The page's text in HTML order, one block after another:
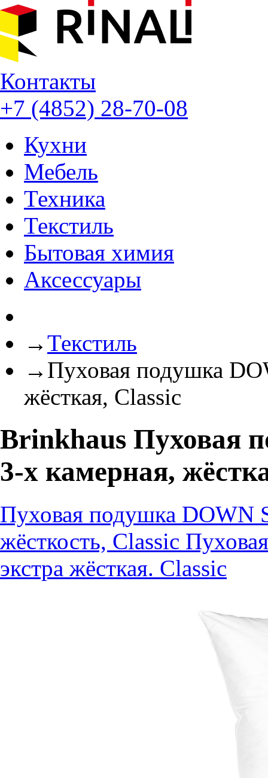
Контакты
+7 (4852) 28-70-08
Кухни
Мебель
Техника
Текстиль
Бытовая химия
Аксессуары
→Текстиль
→ Пуховая подушка
жёсткая, Classic
Brinkhaus Пуховая
3-х камерная,
Пуховая подушка DOWN
жёсткость, Classic
экстра жёсткая. Classic